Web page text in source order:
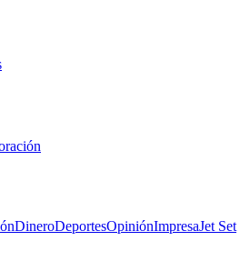
DineroDeportesOpiniónImpresaJet Set